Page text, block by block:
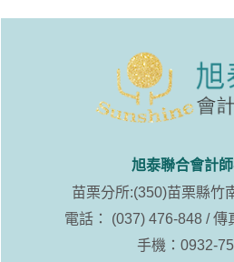
旭泰聯合會計
苗栗分所:(350)苗栗縣竹
電話： (037) 476-848 / 傳
手機：0932-